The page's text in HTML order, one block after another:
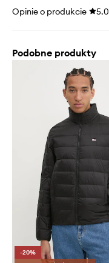
Opinie o produkcie 5.0
Podobne produkty
-20%